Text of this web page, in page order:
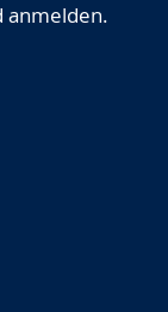
anmelden.